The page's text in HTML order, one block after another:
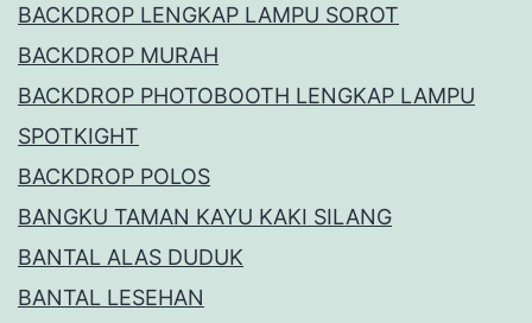
BACKDROP LENGKAP LAMPU SOROT
BACKDROP MURAH
BACKDROP PHOTOBOOTH LENGKAP LAMPU
SPOTKIGHT
BACKDROP POLOS
BANGKU TAMAN KAYU KAKI SILANG
BANTAL ALAS DUDUK
BANTAL LESEHAN